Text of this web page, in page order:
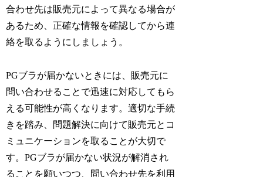
合わせ先は販売元によって異なる場合が
あるため、正確な情報を確認してから連
絡を取るようにしましょう。
PGブラが届かないときには、販売元に
問い合わせることで迅速に対応してもら
える可能性が高くなります。適切な手続
きを踏み、問題解決に向けて販売元とコ
ミュニケーションを取ることが大切で
す。PGブラが届かない状況が解消され
ることを願いつつ、問い合わせ先を利用